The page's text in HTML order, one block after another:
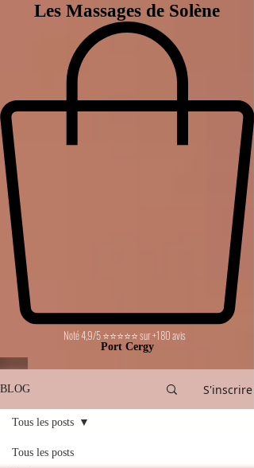
Les Massages de Solène
Noté 4,9/5 ⭐⭐⭐⭐⭐ sur +180 avis
Port Cergy
BLOG S'inscrire
Tous les posts
Tous les posts